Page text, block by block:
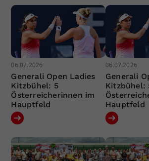
06.07.2026
Generali Open Ladies
Kitzbühel: 5
Österreicherinnen im
Hauptfeld
06.07.2026
Generali
Kitzbühel:
Hauptfeld